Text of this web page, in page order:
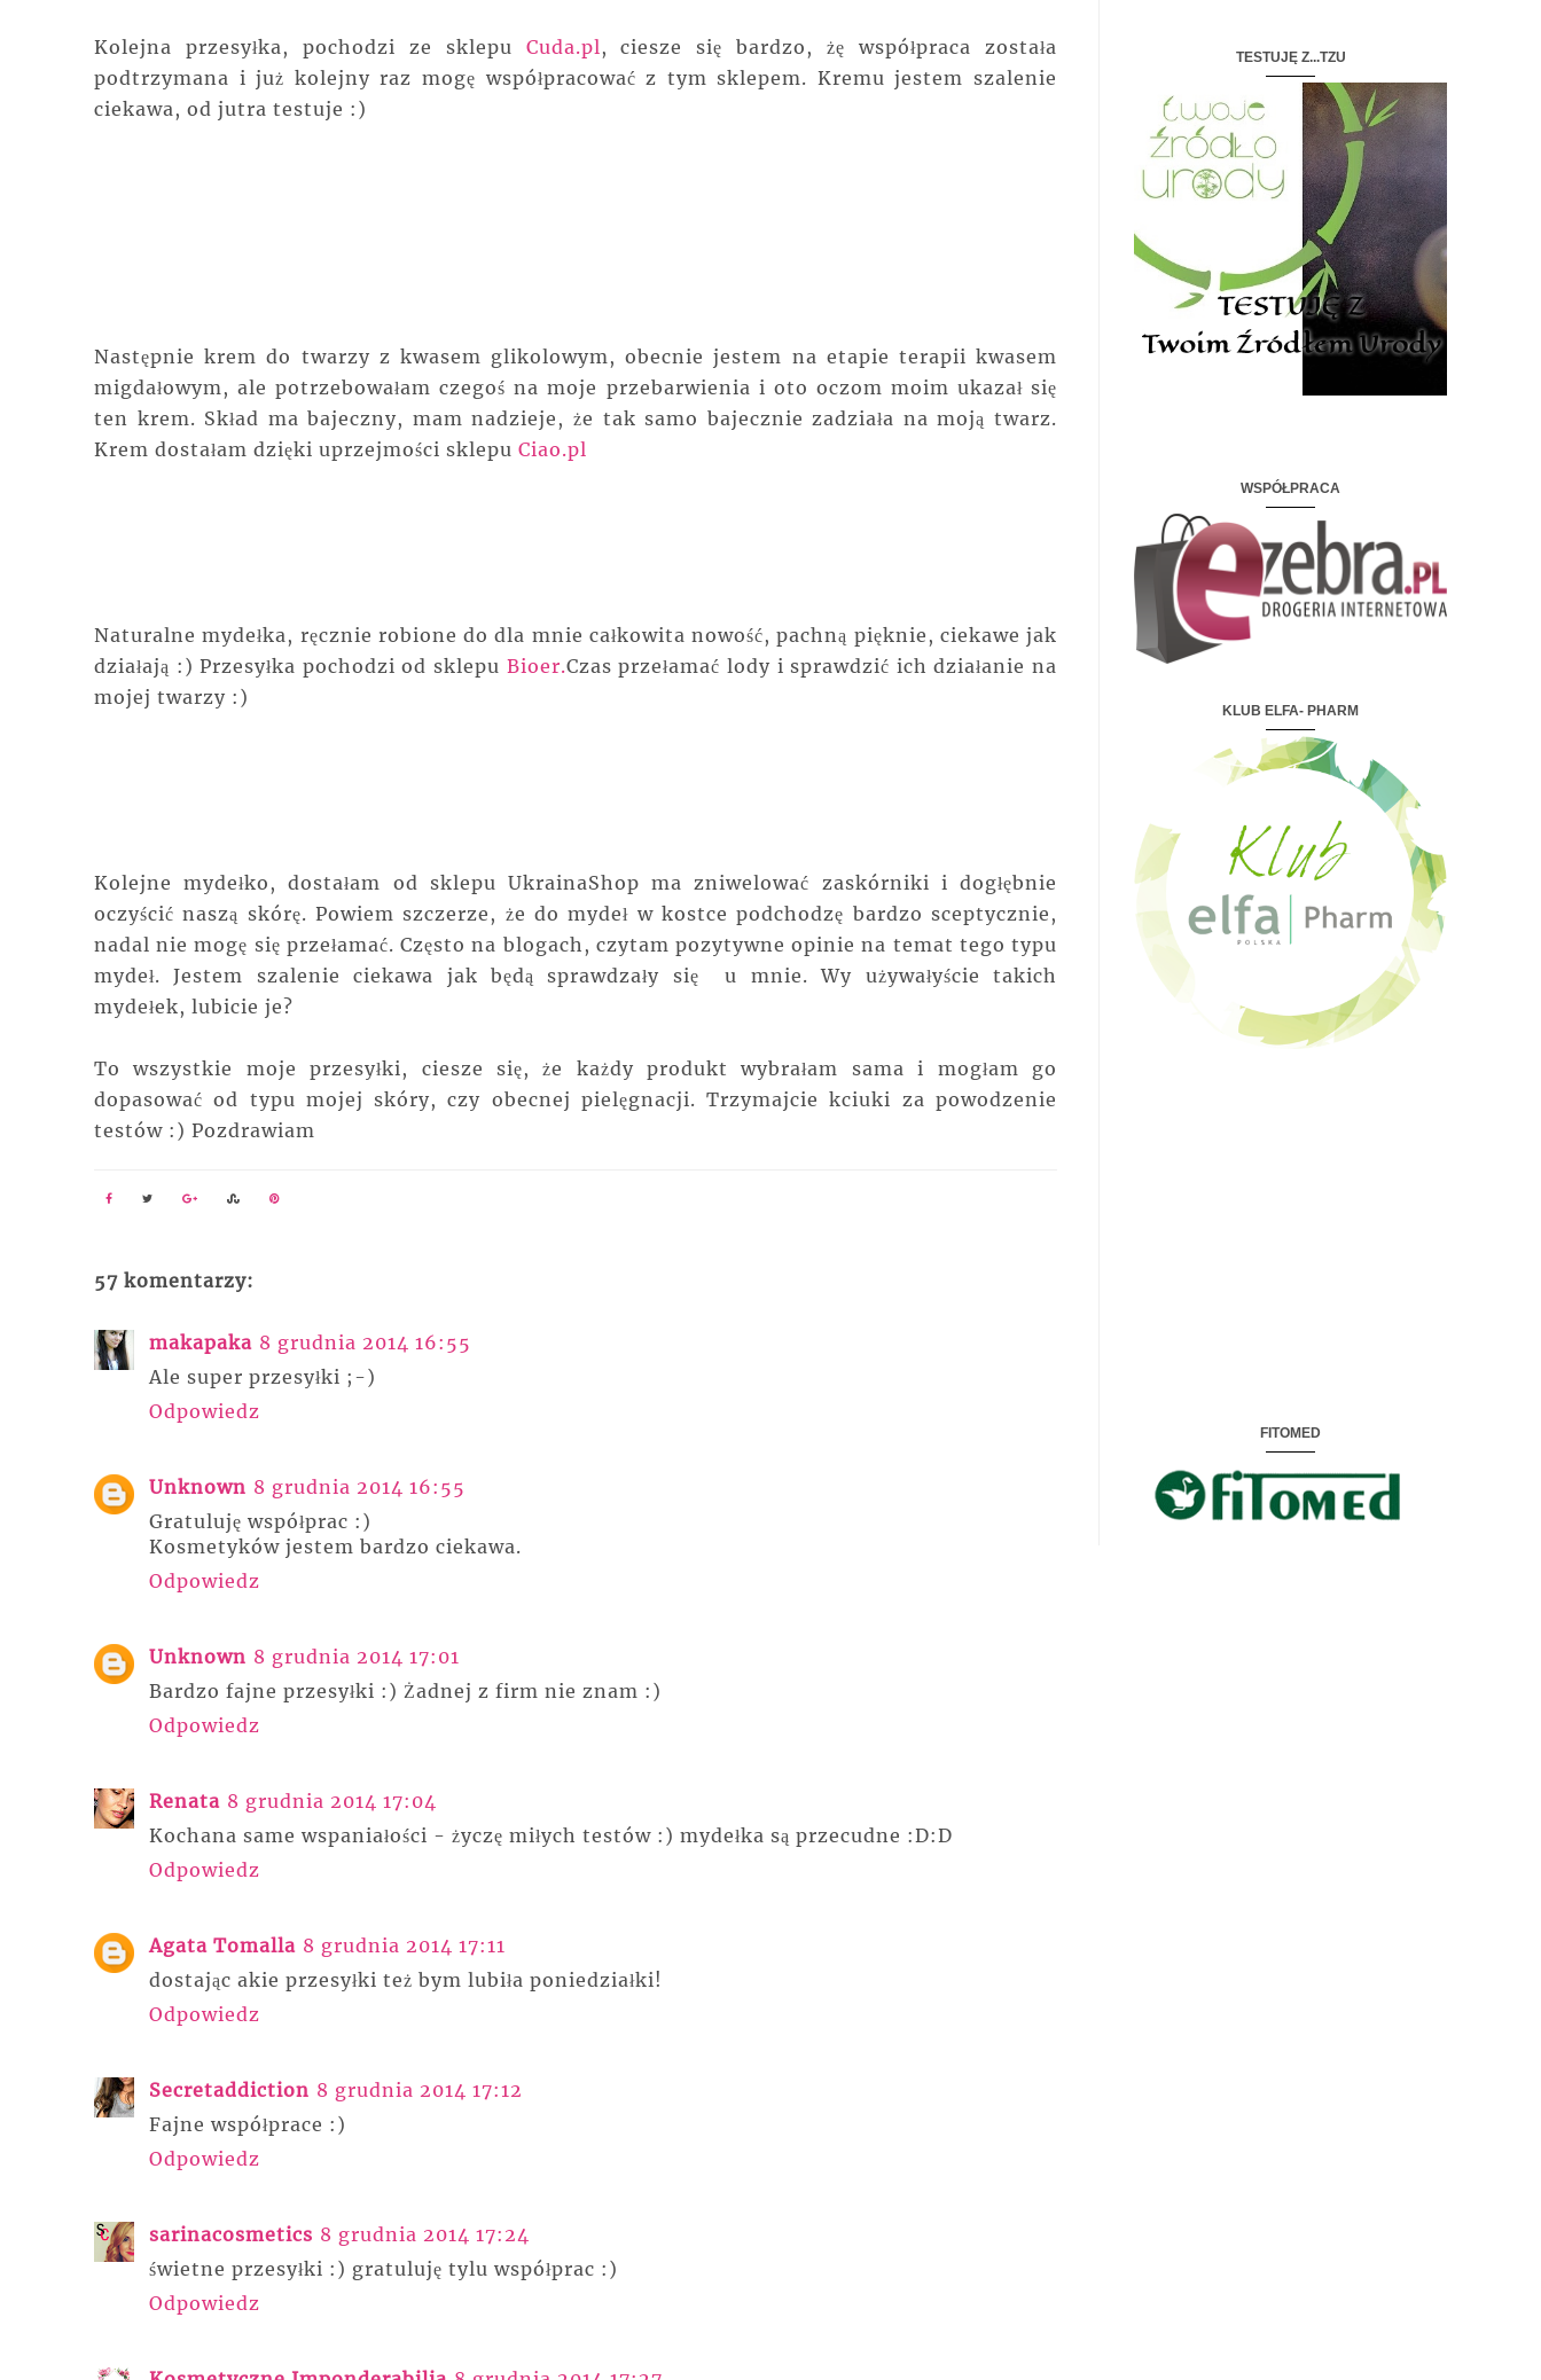
Kolejna przesyłka, pochodzi ze sklepu Cuda.pl , ciesze się bardzo, żę współpraca została
podtrzymana i już kolejny raz mogę współpracować z tym sklepem. Kremu jestem szalenie
ciekawa, od jutra testuje :)
Następnie krem do twarzy z kwasem glikolowym, obecnie jestem na etapie terapii kwasem
migdałowym, ale potrzebowałam czegoś na moje przebarwienia i oto oczom moim ukazał się
ten krem. Skład ma bajeczny, mam nadzieje, że tak samo bajecznie zadziała na moją twarz.
Krem dostałam dzięki uprzejmości sklepu Ciao.pl
Naturalne mydełka, ręcznie robione do dla mnie całkowita nowość, pachną pięknie, ciekawe jak
działają :) Przesyłka pochodzi od sklepu Bioer.Czas przełamać lody i sprawdzić ich działanie na
mojej twarzy :)
Kolejne mydełko, dostałam od sklepu UkrainaShop ma zniwelować zaskórniki i dogłębnie
oczyścić naszą skórę. Powiem szczerze, że do mydeł w kostce podchodzę bardzo sceptycznie,
nadal nie mogę się przełamać. Często na blogach, czytam pozytywne opinie na temat tego typu
mydeł. Jestem szalenie ciekawa jak będą sprawdzały się u mnie. Wy używałyście takich
mydełek, lubicie je?
To wszystkie moje przesyłki, ciesze się, że każdy produkt wybrałam sama i mogłam go
dopasować od typu mojej skóry, czy obecnej pielęgnacji. Trzymajcie kciuki za powodzenie
testów :) Pozdrawiam
57 komentarzy:
makapaka 8 grudnia 2014 16:55
Ale super przesyłki ;-)
Odpowiedz
Unknown 8 grudnia 2014 16:55
Gratuluję współprac :)
Kosmetyków jestem bardzo ciekawa.
Odpowiedz
Unknown 8 grudnia 2014 17:01
Bardzo fajne przesyłki :) Żadnej z firm nie znam :)
Odpowiedz
Renata 8 grudnia 2014 17:04
Kochana same wspaniałości - życzę miłych testów :) mydełka są przecudne :D:D
Odpowiedz
Agata Tomalla 8 grudnia 2014 17:11
dostając akie przesyłki też bym lubiła poniedziałki!
Odpowiedz
Secretaddiction 8 grudnia 2014 17:12
Fajne współprace :)
Odpowiedz
sarinacosmetics 8 grudnia 2014 17:24
świetne przesyłki :) gratuluję tylu współprac :)
Odpowiedz
TESTUJĘ Z...TZU
WSPÓŁPRACA
KLUB ELFA- PHARM
FITOMED